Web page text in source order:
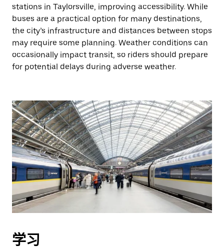
stations in Taylorsville, improving accessibility. While
buses are a practical option for many destinations,
the city’s infrastructure and distances between stops
may require some planning. Weather conditions can
occasionally impact transit, so riders should prepare
for potential delays during adverse weather.
学习